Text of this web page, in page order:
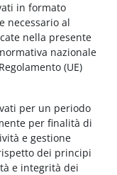
in formato
necessario al
nella presente
nazionale
(UE)
per un periodo
per finalità di
e gestione
dei principi
e integrità dei